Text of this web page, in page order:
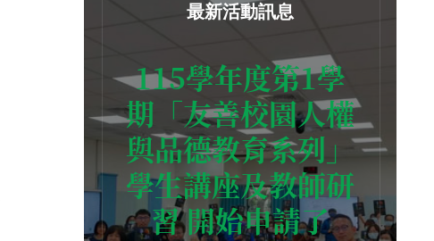
最新活動訊息
115學年度第1學
期「友善校園人權
與品德教育系列」
學生講座及教師研
習 開始申請了